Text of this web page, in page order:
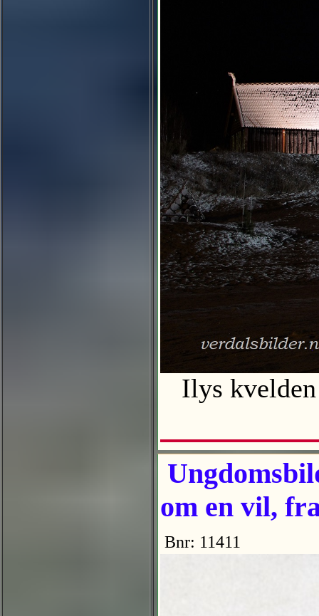
Ilys
om en vil,
Bnr: 11411